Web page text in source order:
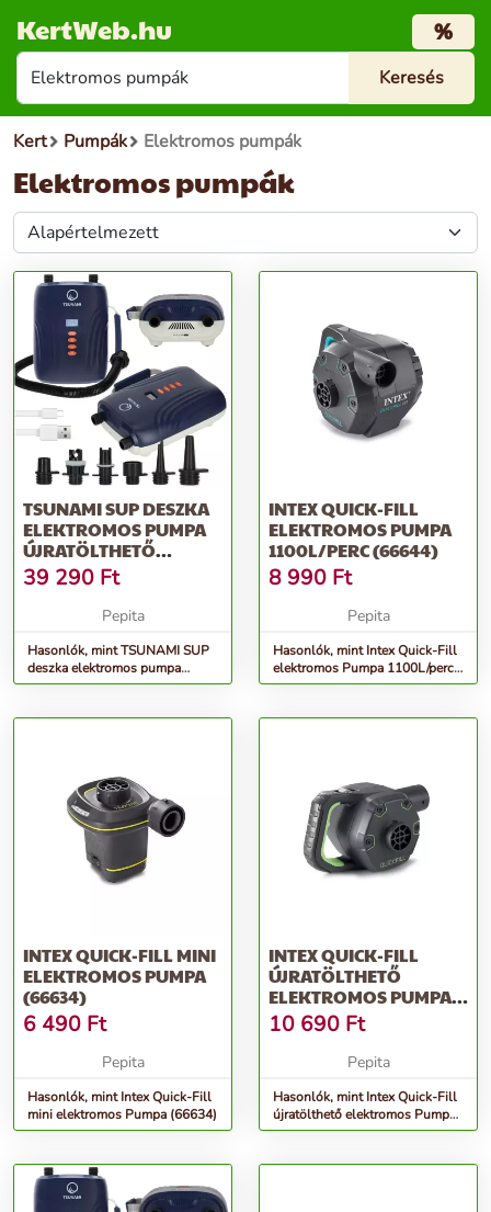
KertWeb.hu %
Kert Pumpák Elektromos pumpák
Elektromos pumpák
TSUNAMI SUP DESZKA
ELEKTROMOS PUMPA
ÚJRATÖLTHETŐ
AKKUMULÁTORRAL
39 290 Ft
Pepita
Hasonlók, mint TSUNAMI SUP
deszka elektromos pumpa
újratölthető akkumulátorral
INTEX QUICK-FILL
ELEKTROMOS PUMPA
1100L/PERC (66644)
8 990 Ft
Pepita
Hasonlók, mint Intex Quick-Fill
elektromos Pumpa 1100L/perc
(66644)
INTEX QUICK-FILL MINI
ELEKTROMOS PUMPA
(66634)
6 490 Ft
Pepita
Hasonlók, mint Intex Quick-Fill
mini elektromos Pumpa (66634)
INTEX QUICK-FILL
ÚJRATÖLTHETŐ
ELEKTROMOS PUMPA
230V (66642)
10 690 Ft
Pepita
Hasonlók, mint Intex Quick-Fill
újratölthető elektromos Pumpa
230V (66642)